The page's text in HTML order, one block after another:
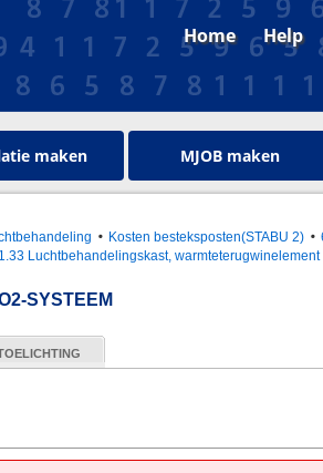
Home Help
maken MJOB maken
Kosten besteksposten(STABU 2)
Luchtbehandelingskast, warmteterugwinelement
SYSTEEM